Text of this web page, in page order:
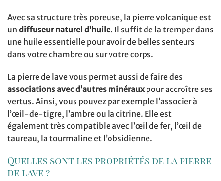
Avec sa structure très poreuse, la pierre volcanique est
un diffuseur naturel d’huile. Il suffit de la tremper dans
une huile essentielle pour avoir de belles senteurs
dans votre chambre ou sur votre corps.
La pierre de lave vous permet aussi de faire des
associations avec d’autres minérauxpour accroître ses
vertus. Ainsi, vous pouvez par exemple l’associer à
l’œil-de-tigre, l’ambre ou la citrine. Elle est
également très compatible avec l’œil de fer, l’œil de
taureau, la tourmaline et l’obsidienne.
Quelles sont les propriétés de la pierre
de lave ?